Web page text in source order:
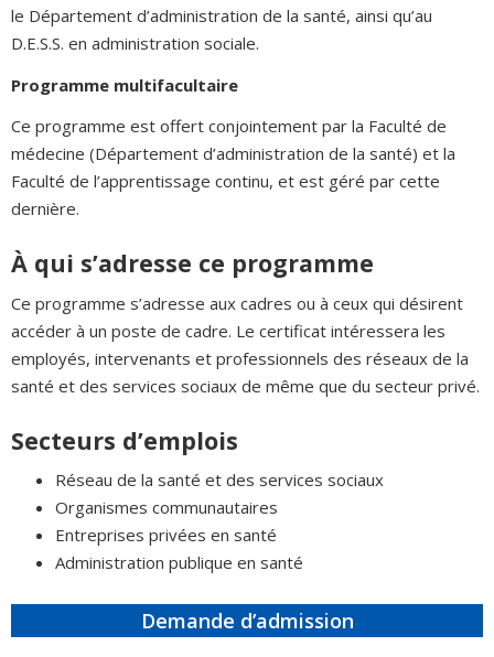
le Département d’administration de la santé, ainsi qu’au
D.E.S.S. en administration sociale.
Programme multifacultaire
Ce programme est offert conjointement par la Faculté de
médecine (Département d’administration de la santé) et la
Faculté de l’apprentissage continu, et est géré par cette
dernière.
À qui s’adresse ce programme
Ce programme s’adresse aux cadres ou à ceux qui désirent
accéder à un poste de cadre. Le certificat intéressera les
employés, intervenants et professionnels des réseaux de la
santé et des services sociaux de même que du secteur privé.
Secteurs d’emplois
Réseau de la santé et des services sociaux
Organismes communautaires
Entreprises privées en santé
Administration publique en santé
Demande d’admission